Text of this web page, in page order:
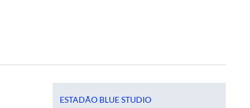
ESTADÃO BLUE STUDIO